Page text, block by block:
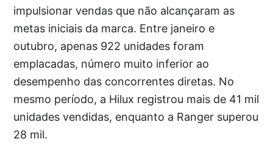
impulsionar vendas que não alcançaram as
metas iniciais da marca. Entre janeiro e
outubro, apenas 922 unidades foram
emplacadas, número muito inferior ao
desempenho das concorrentes diretas. No
mesmo período, a Hilux registrou mais de 41 mil
unidades vendidas, enquanto a Ranger superou
28 mil.